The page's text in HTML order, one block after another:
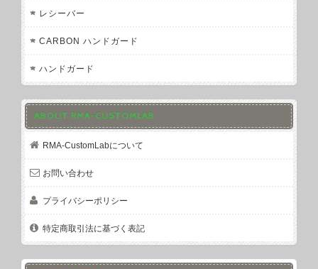
レシーバー
CARBON ハンドガード
ハンドガード
ABOUT RMA-CUSTOMLAB
RMA-CustomLabについて
お問い合わせ
プライバシーポリシー
特定商取引法に基づく表記